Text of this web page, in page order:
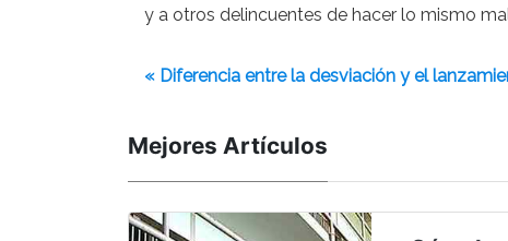
y a otros delincuentes de hacer lo mismo
« Diferencia entre la desviación y el
Mejores Artículos